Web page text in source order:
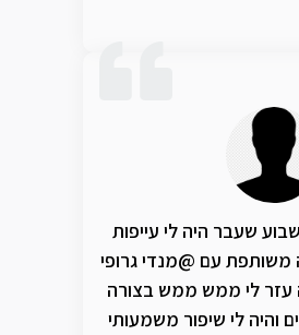
לתאר כל שנה מחדש
ששמכם בעולמינו ❤️
שעבר היה לי עייפות
עם @מנדי גרופי
עזר לי ממש ממש בצורה
והיה לי שיפור משמעותי